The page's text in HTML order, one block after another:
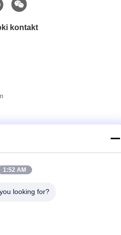
kontakt
Wuxi
|
Wszystkie. Prawa zastrzeżone.
1:52 AM
looking for?